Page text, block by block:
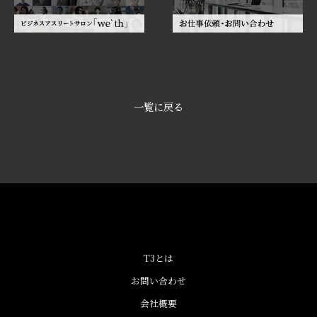
一覧に戻る
T3とは
お問い合わせ
会社概要